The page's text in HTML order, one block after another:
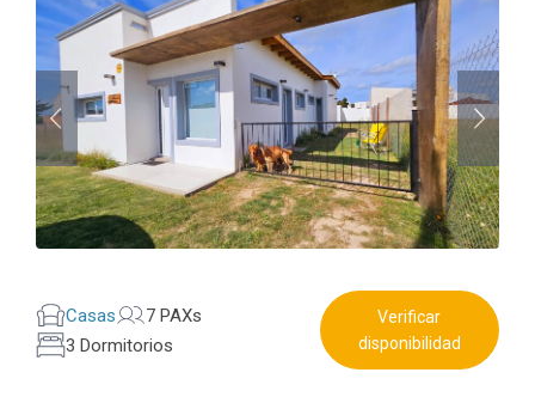
Casas
7 PAXs
3 Dormitorios
Verificar
disponibilidad